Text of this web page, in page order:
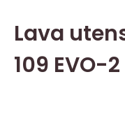
Lava
109 EVO-2